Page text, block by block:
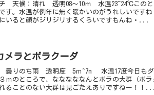
チ 天候：晴れ 透明08～10ｍ 水温23~24℃このと
す。水温が例年に無く暖かいのがうれしいです
いると顔がジリジリするくらいですもんね・...
メラとボラクーダ
曇りのち雨 透明度 5ｍ~7m 水温17度今日もダ
ｍのところで、なななななんとボラの大群（ボ
ることのない大群は見ごたえありですねー！！...